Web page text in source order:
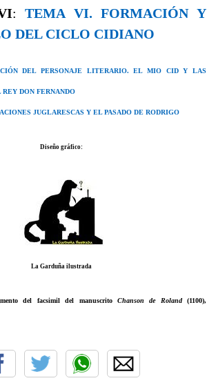
:TEMA VI. FORMACIÓN Y
DEL CICLO CIDIANO
DEL PERSONAJE LITERARIO. EL MIO CID Y LAS
DON FERNANDO
JUGLARESCAS Y EL PASADO DE RODRIGO
Diseño gráfico:
La Garduña ilustrada
del facsimil del manuscrito Chanson de Roland(1100),